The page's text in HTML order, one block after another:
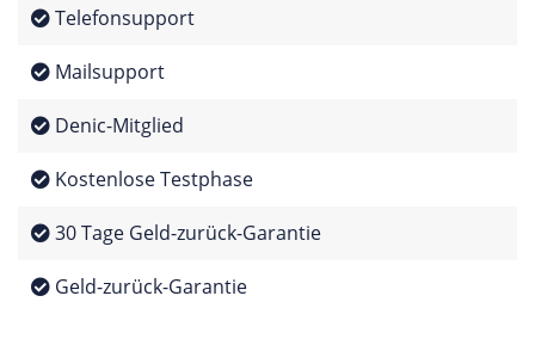
Telefonsupport
Mailsupport
Denic-Mitglied
Kostenlose Testphase
30 Tage Geld-zurück-Garantie
Geld-zurück-Garantie